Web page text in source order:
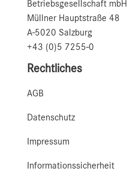
Betriebsgesellschaft mbH
Müllner Hauptstraße 48
A-5020 Salzburg
+43 (0)5 7255-0
Rechtliches
AGB
Datenschutz
Impressum
Informationssicherheit